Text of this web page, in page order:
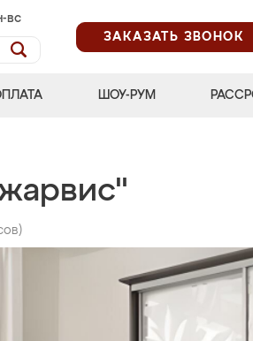
вс
ЗАКАЗАТЬ ЗВОНОК
ШОУ-РУМ